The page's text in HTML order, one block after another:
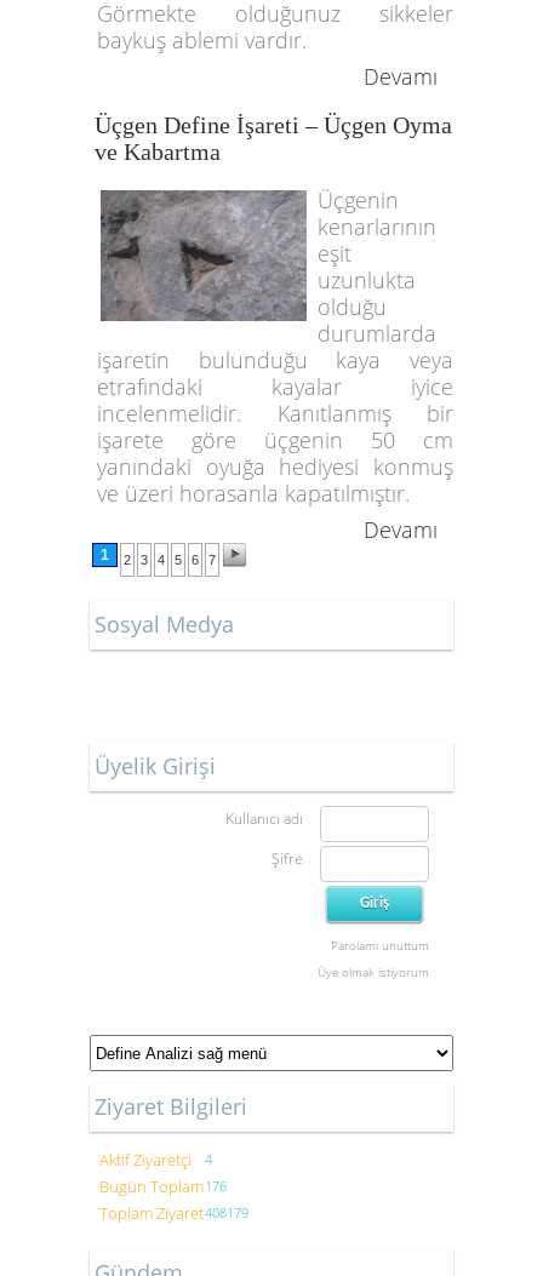
Görmekte olduğunuz sikkeler
baykuş ablemi vardır.
Devamı
Üçgen Define İşareti – Üçgen Oyma
ve Kabartma
Üçgenin
kenarlarının
eşit
uzunlukta
olduğu
durumlarda
işaretin bulunduğu kaya veya
etrafındaki kayalar iyice
incelenmelidir. Kanıtlanmış bir
işarete göre üçgenin 50 cm
yanındaki oyuğa hediyesi konmuş
ve üzeri horasanla kapatılmıştır.
Devamı
1 2 3 4 5 6 7
Sosyal Medya
Üyelik Girişi
Kullanıcı adı
Şifre
Parolamı unuttum
Üye olmak istiyorum
Ziyaret Bilgileri
Aktif Ziyaretçi 4
Bugün Toplam176
Toplam Ziyaret408179